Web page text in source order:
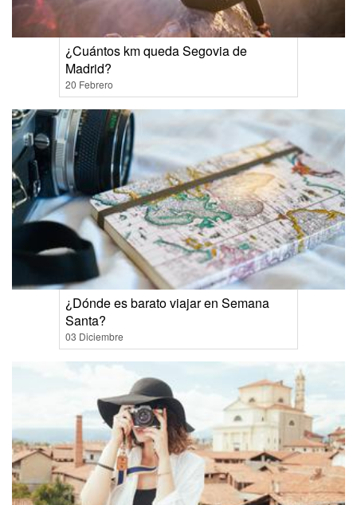
¿Cuántos km queda Segovia de
Madrid?
20 Febrero
¿Dónde es barato viajar en Semana
Santa?
03 Diciembre